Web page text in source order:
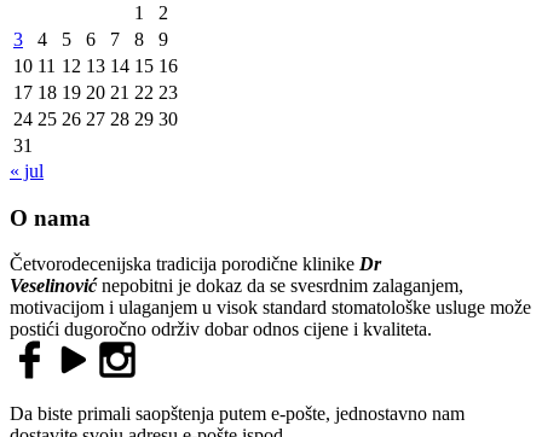
1
2
3
4 5 6 7 8
9
10 11 12 13 14 15 16
17 18 19 20 21 22 23
24 25 26 27 28 29 30
31
« jul
O nama
Četvorodecenijska tradicija porodične klinike Dr
Veselinovićnepobitni je dokaz da se svesrdnim zalaganjem,
motivacijom i ulaganjem u visok standard stomatološke usluge može
postići dugoročno održiv dobar odnos cijene i kvaliteta.
Da biste primali saopštenja putem e-pošte, jednostavno nam